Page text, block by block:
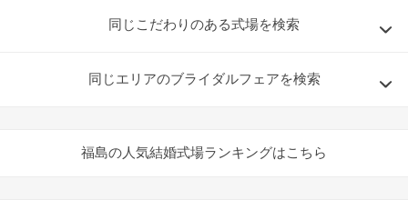
同じこだわりのある式場を検索
同じエリアのブライダルフェアを検索
福島の人気結婚式場ランキングはこちら